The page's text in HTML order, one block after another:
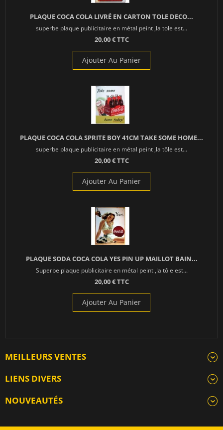
PLAQUE COCA COLA LIVRÉ EN CARTON TOLE DECO...
superbe plaque publicitaire en métal peint ,la tole est...
20,00 € TTC
Ajouter Au Panier
PLAQUE COCA COLA SPRITE BOY 41CM TAKE SOME HOME...
superbe plaque publicitaire en métal peint ,la tôle est...
20,00 € TTC
Ajouter Au Panier
PLAQUE SODA COCA COLA YES PIN UP MAILLOT BAIN...
Superbe plaque publicitaire en métal peint ,la tôle est...
20,00 € TTC
Ajouter Au Panier
MEILLEURS VENTES
LIENS DIVERS
NOUVEAUTÉS